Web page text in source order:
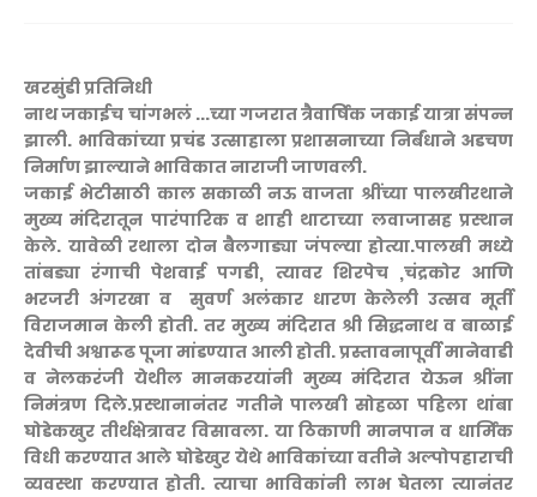
खरसुंडी प्रतिनिधी
नाथ जकाईच चांगभलं ...च्या गजरात त्रैवार्षिक जकाई यात्रा संपन्न
झाली. भाविकांच्या प्रचंड उत्साहाला प्रशासनाच्या निर्बंधाने अडचण
निर्माण झाल्याने भाविकात नाराजी जाणवली.
जकाई भेटीसाठी काल सकाळी नऊ वाजता श्रींच्या पालखीरथाने
मुख्य मंदिरातून पारंपारिक व शाही थाटाच्या लवाजासह प्रस्थान
केले. यावेळी रथाला दोन बैलगाड्या जंपल्या होत्या.पालखी मध्ये
तांबड्या रंगाची पेशवाई पगडी, त्यावर शिरपेच ,चंद्रकोर आणि
भरजरी अंगरखा व सुवर्ण अलंकार धारण केलेली उत्सव मूर्ती
विराजमान केली होती. तर मुख्य मंदिरात श्री सिद्धनाथ व बाळाई
देवीची अश्वारूढ पूजा मांडण्यात आली होती. प्रस्तावनापूर्वी मानेवाडी
व नेलकरंजी येथील मानकरयांनी मुख्य मंदिरात येऊन श्रींना
निमंत्रण दिले.प्रस्थानानंतर गतीने पालखी सोहळा पहिला थांबा
घोडेकखुर तीर्थक्षेत्रावर विसावला. या ठिकाणी मानपान व धार्मिक
विधी करण्यात आले घोडेखुर येथे भाविकांच्या वतीने अल्पोपहाराची
व्यवस्था करण्यात होती. त्याचा भाविकांनी लाभ घेतला त्यानंतर